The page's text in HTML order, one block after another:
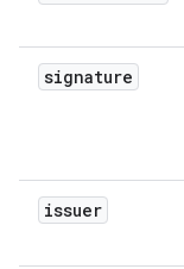
signature
issuer